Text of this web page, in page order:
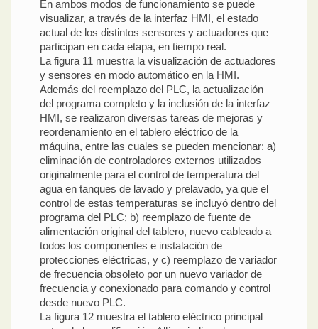
En ambos modos de funcionamiento se puede
visualizar, a través de la interfaz HMI, el estado
actual de los distintos sensores y actuadores que
participan en cada etapa, en tiempo real.
La figura 11 muestra la visualización de actuadores
y sensores en modo automático en la HMI.
Además del reemplazo del PLC, la actualización
del programa completo y la inclusión de la interfaz
HMI, se realizaron diversas tareas de mejoras y
reordenamiento en el tablero eléctrico de la
máquina, entre las cuales se pueden mencionar: a)
eliminación de controladores externos utilizados
originalmente para el control de temperatura del
agua en tanques de lavado y prelavado, ya que el
control de estas temperaturas se incluyó dentro del
programa del PLC; b) reemplazo de fuente de
alimentación original del tablero, nuevo cableado a
todos los componentes e instalación de
protecciones eléctricas, y c) reemplazo de variador
de frecuencia obsoleto por un nuevo variador de
frecuencia y conexionado para comando y control
desde nuevo PLC.
La figura 12 muestra el tablero eléctrico principal